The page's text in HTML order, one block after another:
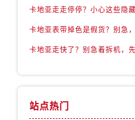
卡地亚走走停停？小心这些隐
卡地亚走快了？别急着拆机，
站点热门